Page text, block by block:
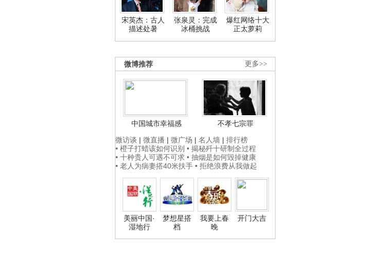
宋英杰：古人
描述处暑
张泉灵：完成
冰桶挑战
爆红网络十大
正太萝莉
更多>>
微博推荐
中国城市幸福感
不孝七宗罪
微访谈 | 微直播 | 微广场 | 名人墙 | 排行榜
• 橙子打蜡该如何识别 • 揭秘歼十研制全过程
• 十种贵人可遇不可求 • 抽烟是如何毁掉健康
• 老人为病妻搭40米扶手 • 拒绝浪费从我做起
美丽中国·
湿地行
梦想星搭
档
我要上春
晚
开门大吉